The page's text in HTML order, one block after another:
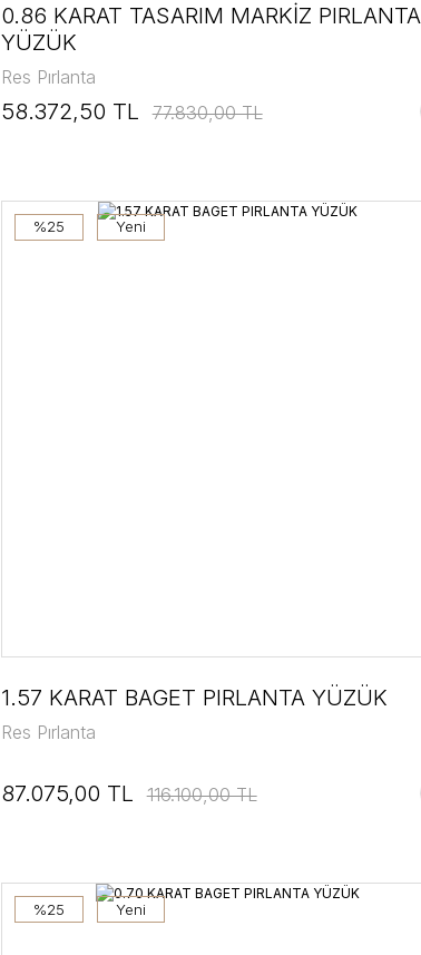
0.86 KARAT TASARIM MARKİZ PIRLANTA
YÜZÜK
Res Pırlanta
58.372,50 TL 77.830,00 TL
%25 Yeni
1.57 KARAT BAGET PIRLANTA YÜZÜK
Res Pırlanta
87.075,00 TL 116.100,00 TL
%25 Yeni